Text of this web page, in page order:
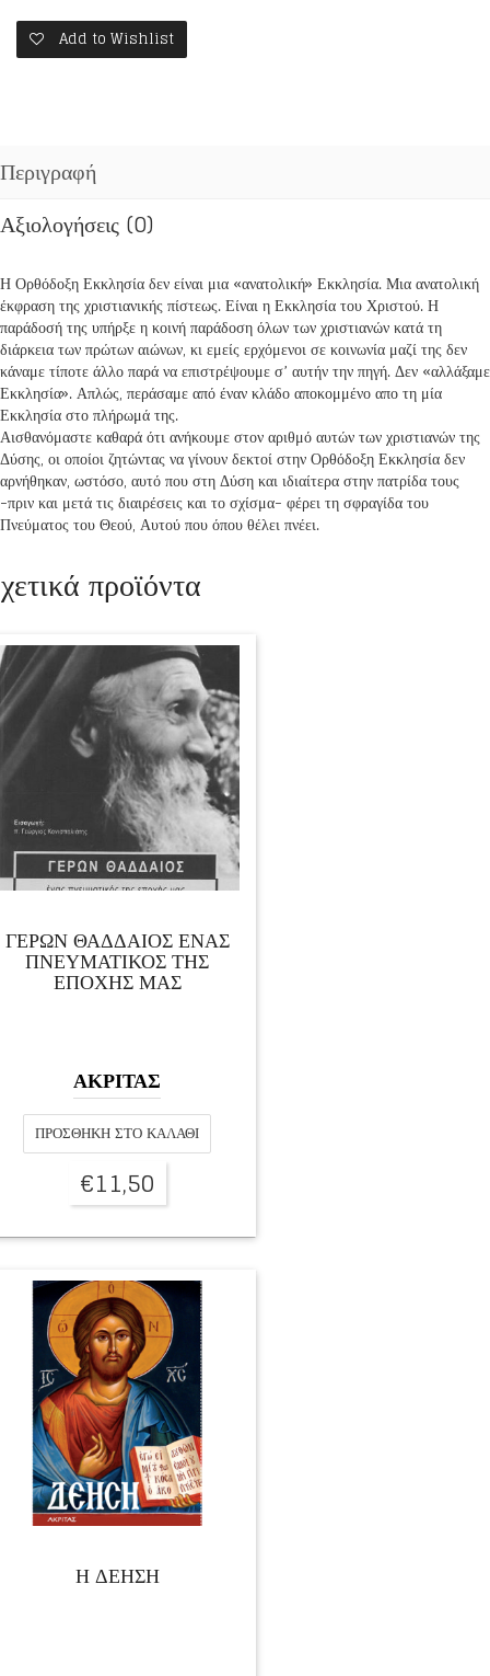
ΤΗΝ
ΟΡΘΟΔΟΞΙΑ
ποσότητα
Add to Wishlist
Περιγραφή
Αξιολογήσεις (0)
Η Ορθόδοξη Εκκλησία δεν είναι μια «ανατολική» Εκκλησία. Μια ανατολική
έκφραση της χριστιανικής πίστεως. Είναι η Εκκλησία του Χριστού. Η
παράδοσή της υπήρξε η κοινή παράδοση όλων των χριστιανών κατά τη
διάρκεια των πρώτων αιώνων, κι εμείς ερχόμενοι σε κοινωνία μαζί της δεν
κάναμε τίποτε άλλο παρά να επιστρέψουμε σ’ αυτήν την πηγή. Δεν «αλλάξαμε
Εκκλησία». Απλώς, περάσαμε από έναν κλάδο αποκομμένο απο τη μία
Εκκλησία στο πλήρωμά της.
Αισθανόμαστε καθαρά ότι ανήκουμε στον αριθμό αυτών των χριστιανών της
Δύσης, οι οποίοι ζητώντας να γίνουν δεκτοί στην Ορθόδοξη Εκκλησία δεν
αρνήθηκαν, ωστόσο, αυτό που στη Δύση και ιδιαίτερα στην πατρίδα τους
-πριν και μετά τις διαιρέσεις και το σχίσμα- φέρει τη σφραγίδα του
Πνεύματος του Θεού, Αυτού που όπου θέλει πνέει.
προϊόντα
ΓΕΡΩΝ ΘΑΔΔΑΙΟΣ ΈΝΑΣ
ΠΝΕΥΜΑΤΙΚΟΣ ΤΗΣ
ΕΠΟΧΗΣ ΜΑΣ
ΑΚΡΙΤΑΣ
ΠΡΟΣΘΉΚΗ ΣΤΟ ΚΑΛΆΘΙ
€11,50
Η ΔΕΗΣΗ